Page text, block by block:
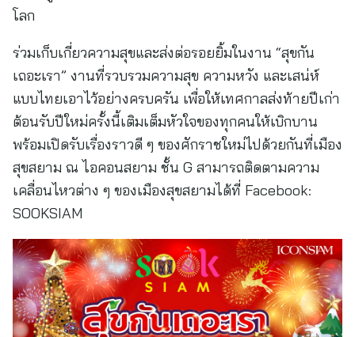
โลก
ร่วมเก็บเกี่ยวความสุขและส่งต่อรอยยิ้มในงาน “สุขกัน
เถอะเรา” งานที่รวบรวมความสุข ความหวัง และเสน่ห์
แบบไทยเอาไว้อย่างครบครัน เพื่อให้เทศกาลส่งท้ายปีเก่า
ต้อนรับปีใหม่ครั้งนี้เติมเต็มหัวใจของทุกคนให้เบิกบาน
พร้อมเปิดรับเรื่องราวดี ๆ ของศักราชใหม่ไปด้วยกันที่เมือง
สุขสยาม ณ ไอคอนสยาม ชั้น G สามารถติดตามความ
เคลื่อนไหวต่าง ๆ ของเมืองสุขสยามได้ที่ Facebook:
SOOKSIAM